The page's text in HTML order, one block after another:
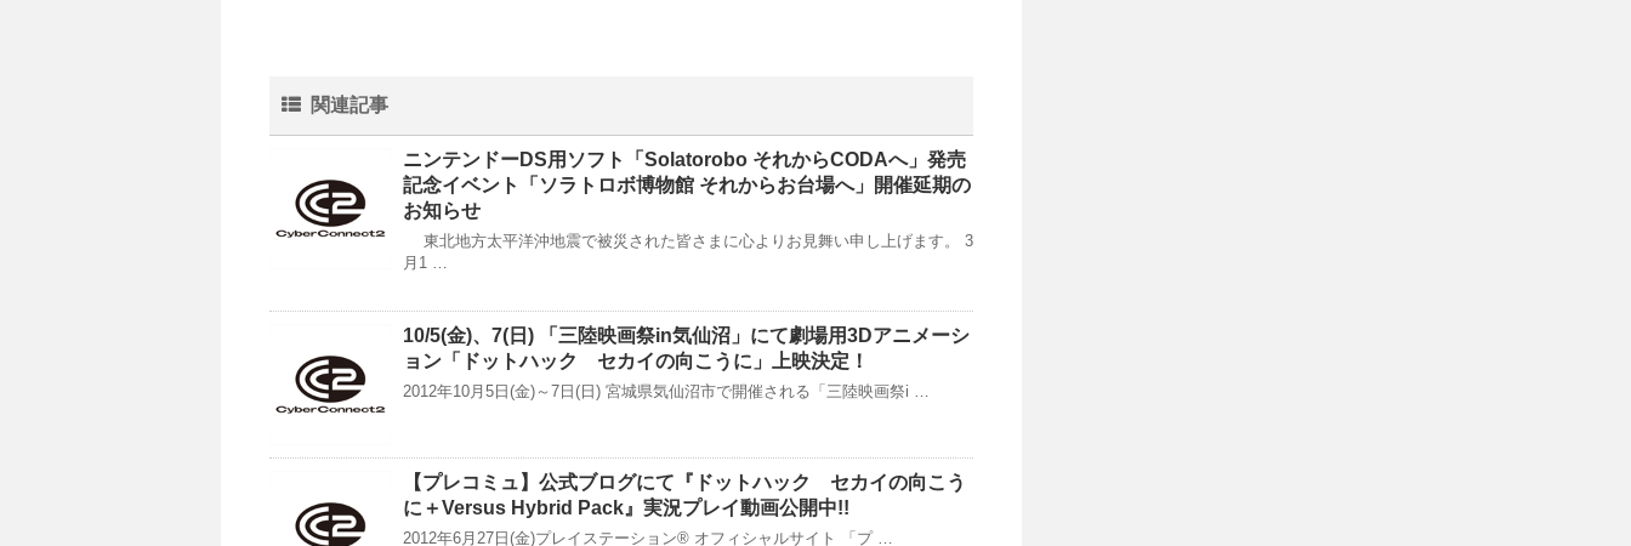
関連記事
ニンテンドーDS用ソフト「Solatorobo それからCODAへ」発売
記念イベント「ソラトロボ博物館 それからお台場へ」開催延期の
お知らせ
東北地方太平洋沖地震で被災された皆さまに心よりお見舞い申し上げます。 3
月1 …
10/5(金)、7(日) 「三陸映画祭in気仙沼」にて劇場用3Dアニメーシ
ョン「ドットハック セカイの向こうに」上映決定！
2012年10月5日(金)～7日(日) 宮城県気仙沼市で開催される「三陸映画祭i …
【プレコミュ】公式ブログにて『ドットハック セカイの向こう
に＋Versus Hybrid Pack』実況プレイ動画公開中!!
2012年6月27日(金)プレイステーション® オフィシャルサイト 「プ …